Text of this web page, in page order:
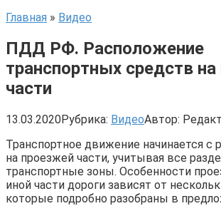
Главная » Видео
ПДД РФ. Расположение
транспортных средств
части
13.03.2020Рубрика: ВидеоАвтор:
Транспортное движение начинается с
на проезжей части, учитывая все
транспортные зоны. Особенности
иной части дороги зависят от
которые подробно разобраны в